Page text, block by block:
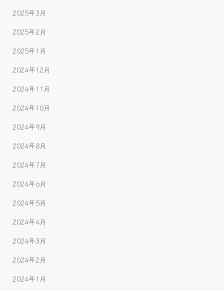
2025年3月
2025年2月
2025年1月
2024年12月
2024年11月
2024年10月
2024年9月
2024年8月
2024年7月
2024年6月
2024年5月
2024年4月
2024年3月
2024年2月
2024年1月